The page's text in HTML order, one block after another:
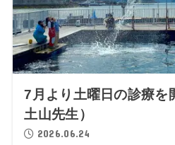
7月より土曜日の診療を
土山先生）
2026.06.24